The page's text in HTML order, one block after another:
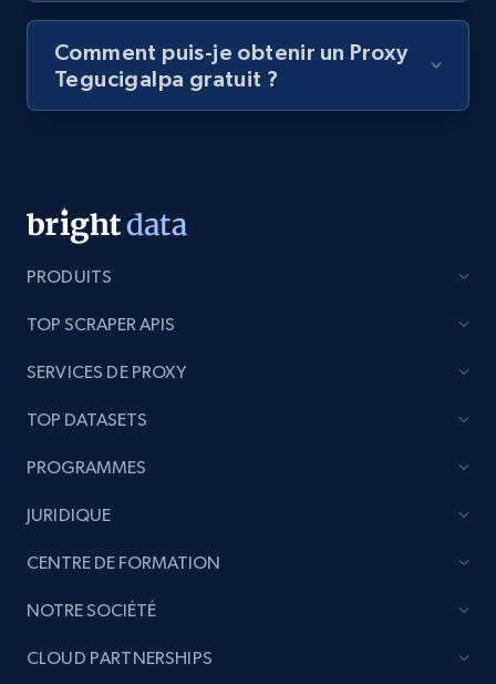
Comment puis-je obtenir un Proxy
Tegucigalpa gratuit ?
PRODUITS
TOP SCRAPER APIS
SERVICES DE PROXY
TOP DATASETS
PROGRAMMES
JURIDIQUE
CENTRE DE FORMATION
NOTRE SOCIÉTÉ
CLOUD PARTNERSHIPS